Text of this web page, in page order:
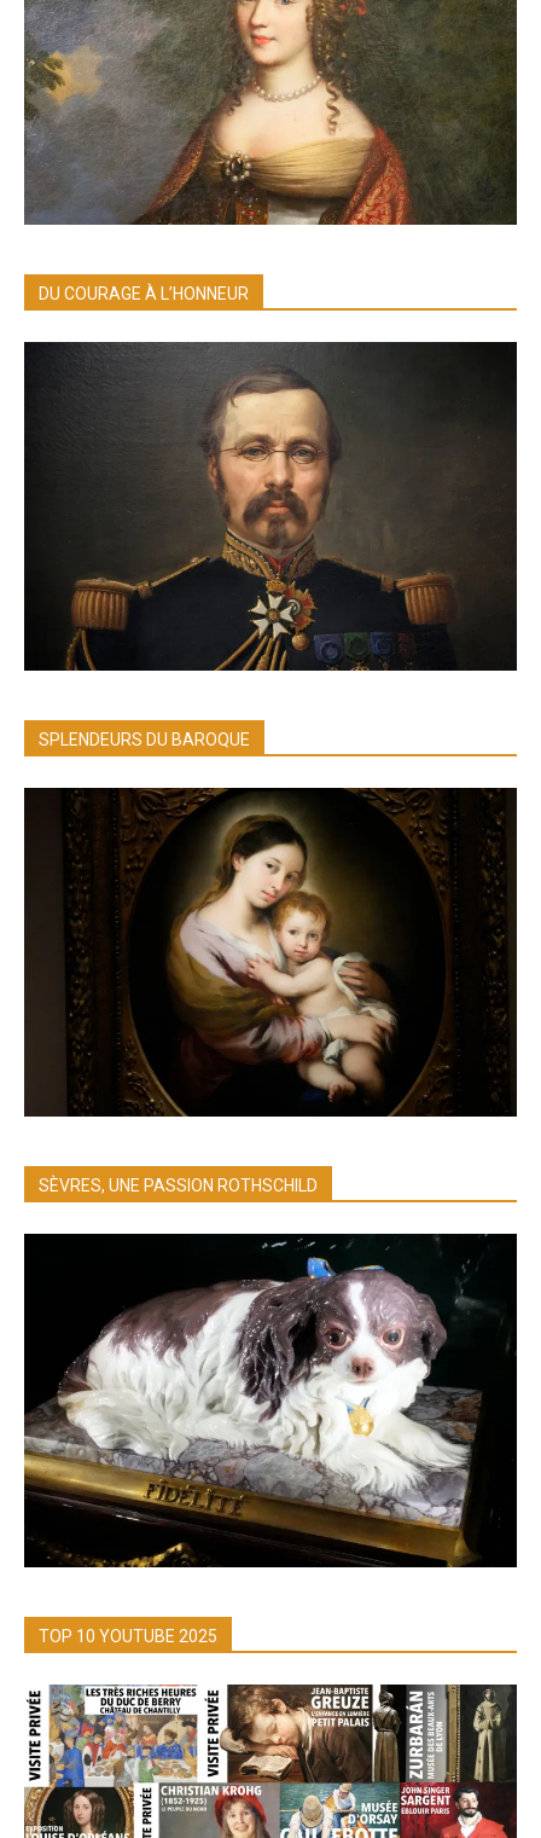
DU COURAGE À L’HONNEUR
SPLENDEURS DU BAROQUE
SÈVRES, UNE PASSION ROTHSCHILD
TOP 10 YOUTUBE 2025